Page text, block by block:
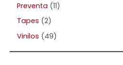
Preventa 11
Tapes 2
Vinilos 49